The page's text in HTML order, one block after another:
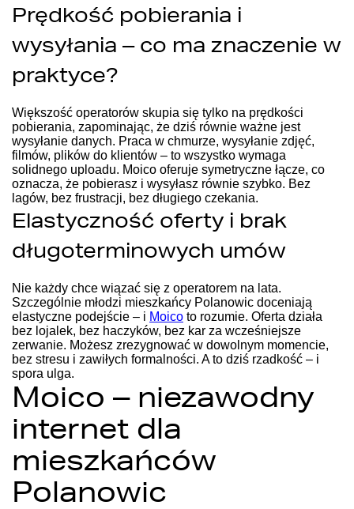
Prędkość pobierania i
wysyłania – co ma znaczenie w
praktyce?
Większość operatorów skupia się tylko na prędkości
pobierania, zapominając, że dziś równie ważne jest
wysyłanie danych. Praca w chmurze, wysyłanie zdjęć,
filmów, plików do klientów – to wszystko wymaga
solidnego uploadu. Moico oferuje symetryczne łącze, co
oznacza, że pobierasz i wysyłasz równie szybko. Bez
lagów, bez frustracji, bez długiego czekania.
Elastyczność oferty i brak
długoterminowych umów
Nie każdy chce wiązać się z operatorem na lata.
Szczególnie młodzi mieszkańcy Polanowic doceniają
elastyczne podejście – i Moico to rozumie. Oferta działa
bez lojalek, bez haczyków, bez kar za wcześniejsze
zerwanie. Możesz zrezygnować w dowolnym momencie,
bez stresu i zawiłych formalności. A to dziś rzadkość – i
spora ulga.
Moico – niezawodny
internet dla
mieszkańców
Polanowic